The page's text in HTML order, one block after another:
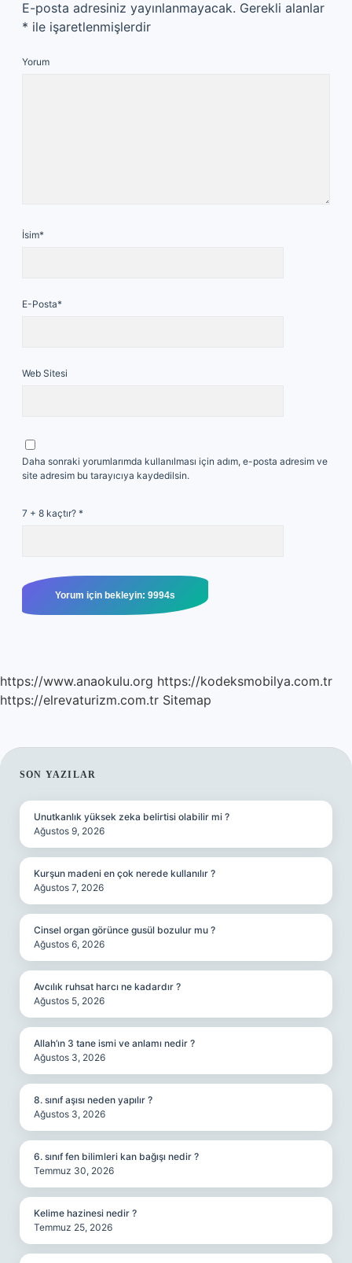
E-posta adresiniz yayınlanmayacak. Gerekli alanlar
* ile işaretlenmişlerdir
Yorum
İsim*
E-Posta*
Web Sitesi
Daha sonraki yorumlarımda kullanılması için adım, e-posta adresim ve
site adresim bu tarayıcıya kaydedilsin.
7 + 8 kaçtır? *
https://www.anaokulu.org https://kodeksmobilya.com.tr
https://elrevaturizm.com.tr Sitemap
SIDEBAR
SON YAZILAR
Unutkanlık yüksek zeka belirtisi olabilir mi ?
Ağustos 9, 2026
Kurşun madeni en çok nerede kullanılır ?
Ağustos 7, 2026
Cinsel organ görünce gusül bozulur mu ?
Ağustos 6, 2026
Avcılık ruhsat harcı ne kadardır ?
Ağustos 5, 2026
Allah’ın 3 tane ismi ve anlamı nedir ?
Ağustos 3, 2026
8. sınıf aşısı neden yapılır ?
Ağustos 3, 2026
6. sınıf fen bilimleri kan bağışı nedir ?
Temmuz 30, 2026
Kelime hazinesi nedir ?
Temmuz 25, 2026